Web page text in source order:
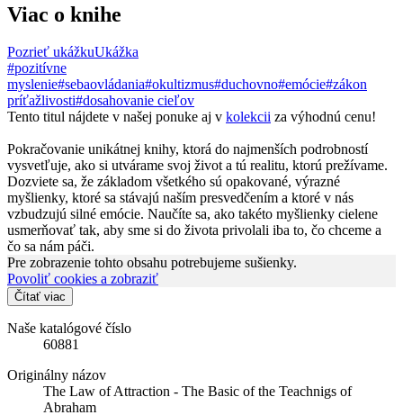
Viac o knihe
Pozrieť ukážkuUkážka
#pozitívne
myslenie#sebaovládania#okultizmus#duchovno#emócie#zákon
príťažlivosti#dosahovanie cieľov
Tento titul nájdete v našej ponuke aj v kolekcii za výhodnú cenu!
Pokračovanie unikátnej knihy, ktorá do najmenších podrobností
vysvetľuje, ako si utvárame svoj život a tú realitu, ktorú prežívame.
Dozviete sa, že základom všetkého sú opakované, výrazné
myšlienky, ktoré sa stávajú naším presvedčením a ktoré v nás
vzbudzujú silné emócie. Naučíte sa, ako takéto myšlienky cielene
usmerňovať tak, aby sme si do života privolali iba to, čo chceme a
čo sa nám páči.
Pre zobrazenie tohto obsahu potrebujeme sušienky.
Povoliť cookies a zobraziť
Čítať viac
Naše katalógové číslo
60881
Originálny názov
The Law of Attraction - The Basic of the Teachnigs of
Abraham